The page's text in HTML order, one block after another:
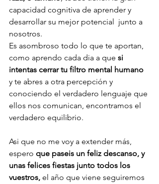
capacidad cognitiva de aprender y
desarrollar su mejor potencial  junto a
nosotros.
Es asombroso todo lo que te aportan,
como aprendo cada dia a que si
intentas cerrar tu filtro mental humano
y te abres a otra percepción y
conociendo el verdadero lenguaje que
ellos nos comunican, encontramos el
verdadero equilibrio.
Asi que no me voy a extender más,
espero que paseis un feliz descanso, y
unas felices fiestas junto todos los
vuestros, el año que viene seguiremos